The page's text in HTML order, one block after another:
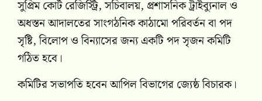
সুপ্রিম কোর্ট রেজিস্ট্রি, সচিবালয়, প্রশাসনিক ট্রাইব্যুনাল ও
অধস্তন আদালতের সাংগঠনিক কাঠামো পরিবর্তন বা পদ
সৃষ্টি, বিলোপ ও বিন্যাসের জন্য একটি পদ সৃজন কমিটি
গঠিত হবে।
কমিটির সভাপতি হবেন আপিল বিভাগের জ্যেষ্ঠ বিচারক।